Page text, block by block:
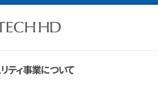
ティ事業について